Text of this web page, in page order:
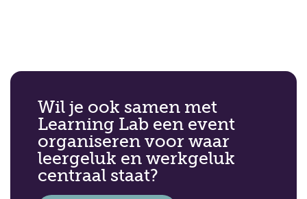
Wil je ook samen met
Learning Lab een event
organiseren voor waar
leergeluk en werkgeluk
centraal staat?